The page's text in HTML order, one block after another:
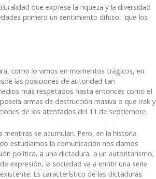
que exprese la riqueza y la diversidad
primero un sentimiento difuso: que los
como lo vimos en momentos trágicos, en
las posiciones de autoridad tan
más respetados hasta entonces como el
armas de destrucción masiva o que Irak y
de los atentados del 11 de septiembre.
se acumulan. Pero, en la historia
estudiamos la comunicación nos damos
política, a una dictadura, a un autoritarismo,
expresión, la sociedad va a emitir una serie
Es característico de las dictaduras.